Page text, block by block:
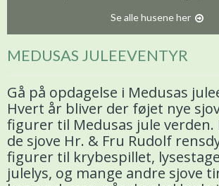
Se alle husene her
MEDUSAS JULEEVENTYR
Gå på opdagelse i Medusas
Hvert år bliver der føjet nye
figurer til Medusas jule
de sjove Hr. & Fru Rudolf
figurer til krybespillet,
julelys, og mange andre sjove